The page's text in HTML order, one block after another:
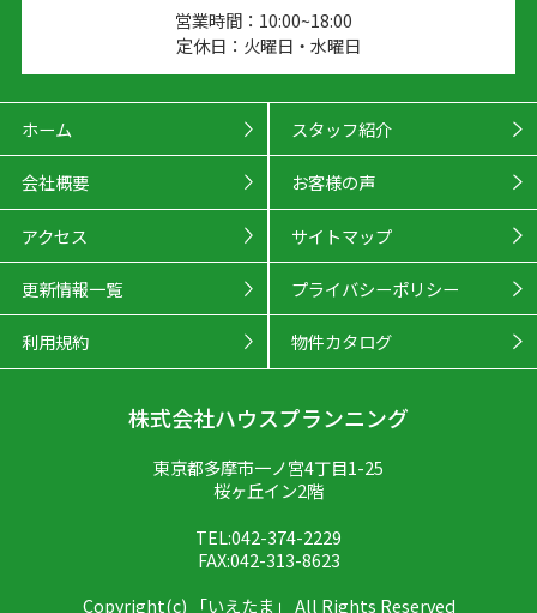
営業時間：10:00~18:00
定休日：火曜日・水曜日
ホーム スタッフ紹介
会社概要 お客様の声
アクセス サイトマップ
更新情報一覧 プライバシーポリシー
利用規約 物件カタログ
株式会社ハウスプランニング
東京都多摩市一ノ宮4丁目1-25
桜ヶ丘イン2階
TEL:042-374-2229
FAX:042-313-8623
Copyright(c) 「いえたま」 All Rights Reserved